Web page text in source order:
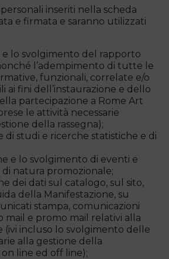
inseriti nella scheda
e firmata e saranno utilizzati
e lo svolgimento del rapporto
l’adempimento di tutte le
funzionali, correlate e/o
ai fini dell’instaurazione e dello
partecipazione a Rome Art
le attività necessarie
della rassegna);
di studi e ricerche statistiche e di
e lo svolgimento di eventi e
natura promozionale;
dei dati sul catalogo, sul sito,
della Manifestazione, su
stampa, comunicazioni
mail e promo mail relativi alla
(ivi incluso lo svolgimento delle
alla gestione della
line ed off line);